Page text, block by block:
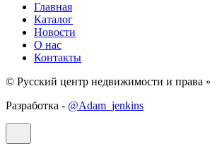
Главная
Каталог
Новости
О нас
Контакты
© Русский центр недвижимости и права
Разработка - @Adam_jenkins